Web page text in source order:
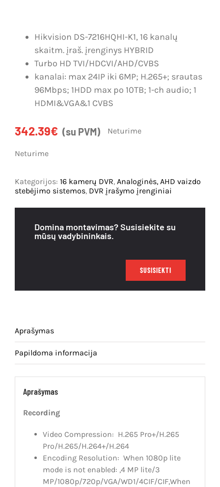
Analoginės, AHD vaizdo stebėjimo sistemos
Vartų automatika
Įeigos kontrolė
Tinklų įranga
Kabeliai
Krepšelis
Paskyra
Vartotojo
vardas:
Slaptažodis:
Registruotis
Hikvision DS-7216HQHI-K1, 16 kanalų
skaitm. įraš. įrenginys HYBRID
Turbo HD TVI/HDCVI/AHD/CVBS
kanalai: max 24IP iki 6MP; H.265+; srautas
96Mbps; 1HDD max po 10TB; 1-ch audio; 1
HDMI&VGA&1 CVBS
342.39€ (su PVM) Neturime
Neturime
Kategorijos: 16 kamerų DVR, Analoginės, AHD vaizdo
stebėjimo sistemos, DVR įrašymo įrenginiai
Domina montavimas? Susisiekite su
mūsų vadybininkais.
SUSISIEKTI
Aprašymas
Papildoma informacija
Aprašymas
Recording
Video Compression: H.265 Pro+/H.265
Pro/H.265/H.264+/H.264
Encoding Resolution: When 1080p lite
mode is not enabled: ,4 MP lite/3
MP/1080p/720p/VGA/WD1/4CIF/CIF,When